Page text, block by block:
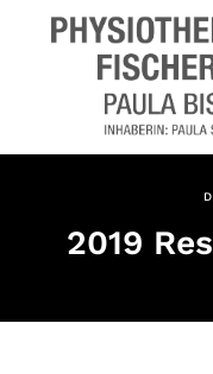
Inhalt
springen
2019